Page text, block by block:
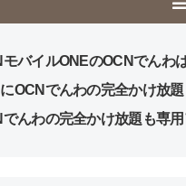
モバイルONEのOCNでんわ
OCNでんわの完全かけ放
でんわの完全かけ放題も専